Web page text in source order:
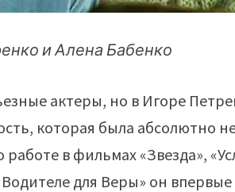
и Алена Бабенко
актеры, но в Игоре
которая была абсолютно
в фильмах «Звезда»,
для Веры» он впервые